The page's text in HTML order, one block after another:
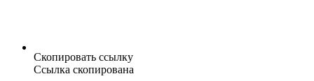
Скопировать ссылку
Ссылка скопирована